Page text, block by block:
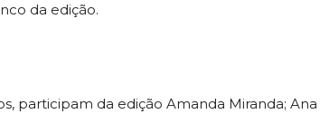
da edição.
participam da edição Amanda Miranda;